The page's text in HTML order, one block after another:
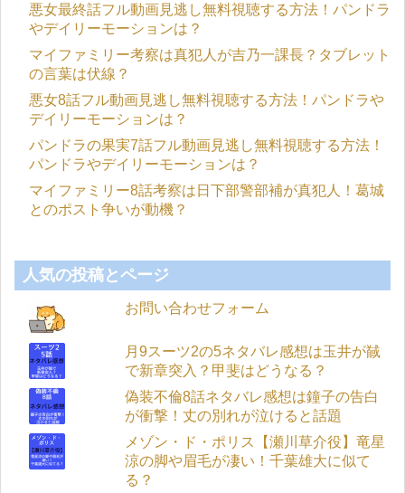
悪女最終話フル動画見逃し無料視聴する方法！パンドラ
やデイリーモーションは？
マイファミリー考察は真犯人が吉乃一課長？タブレット
の言葉は伏線？
悪女8話フル動画見逃し無料視聴する方法！パンドラや
デイリーモーションは？
パンドラの果実7話フル動画見逃し無料視聴する方法！
パンドラやデイリーモーションは？
マイファミリー8話考察は日下部警部補が真犯人！葛城
とのポスト争いが動機？
人気の投稿とページ
お問い合わせフォーム
月9スーツ2の5ネタバレ感想は玉井が馘
で新章突入？甲斐はどうなる？
偽装不倫8話ネタバレ感想は鐘子の告白
が衝撃！丈の別れが泣けると話題
メゾン・ド・ポリス【瀬川草介役】竜星
涼の脚や眉毛が凄い！千葉雄大に似て
る？